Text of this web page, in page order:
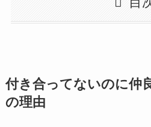
付き合ってないのに仲
の理由